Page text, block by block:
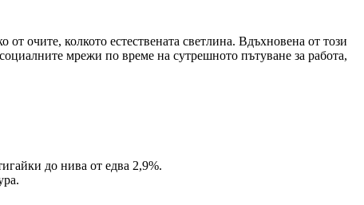
очите, колкото естествената светлина. Вдъхновена от този
мрежи по време на сутрешното пътуване за работа,
до нива от едва 2,9%.